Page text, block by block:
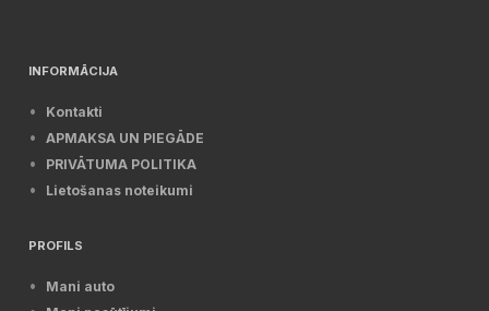
INFORMĀCIJA
Kontakti
APMAKSA UN PIEGĀDE
PRIVĀTUMA POLITIKA
Lietošanas noteikumi
PROFILS
Mani auto